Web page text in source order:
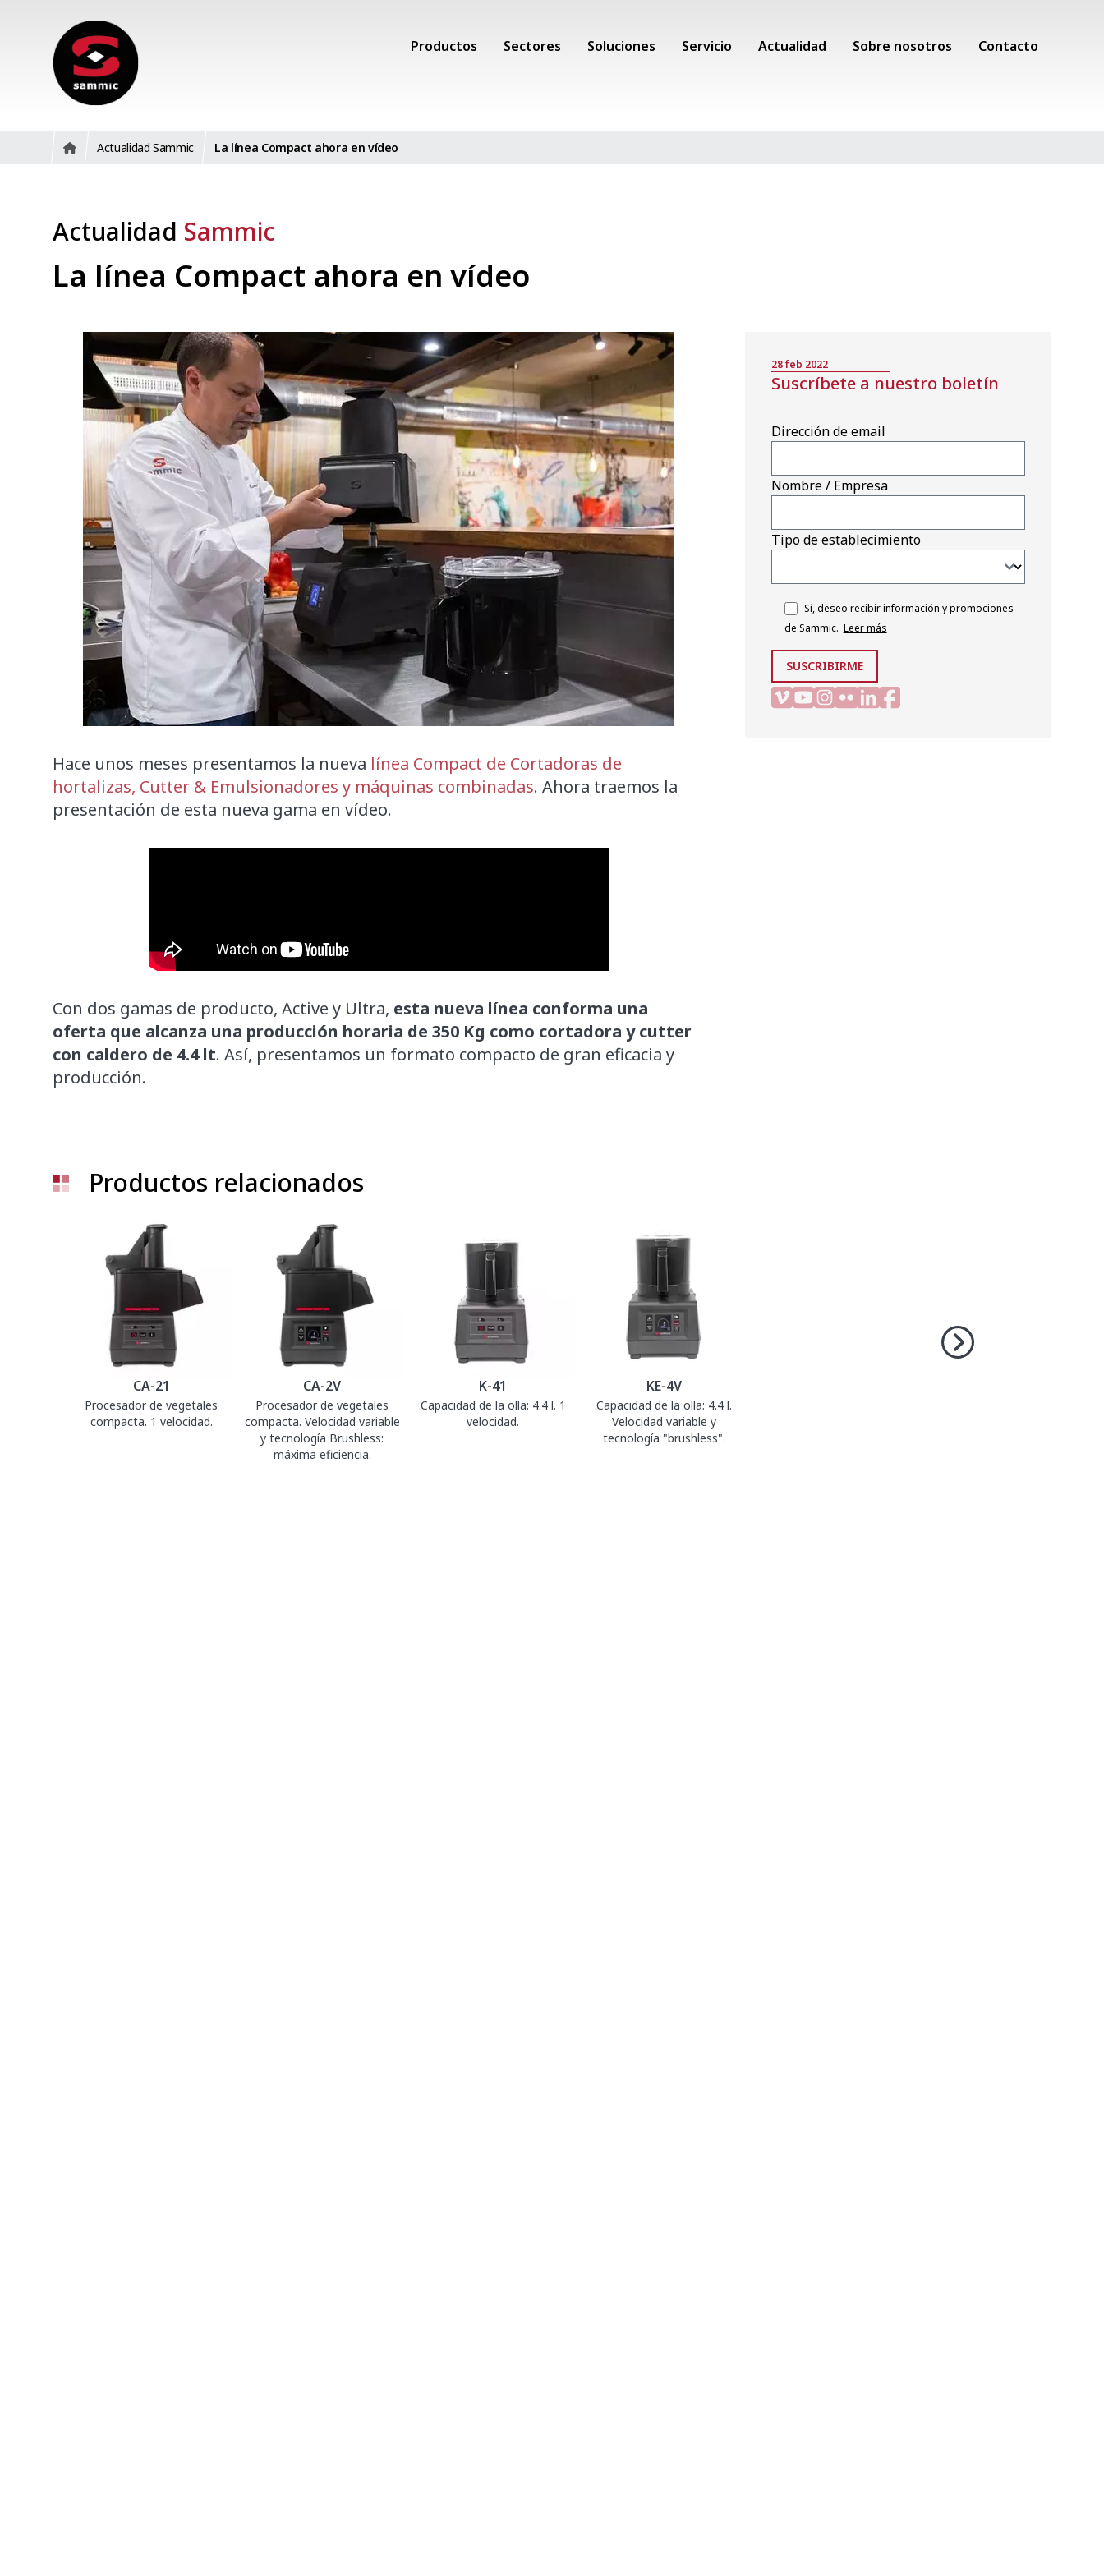
Productos Sectores Soluciones Servicio Actualidad Sobre nosotros Contacto
Actualidad Sammic La línea Compact ahora en vídeo
Actualidad Sammic
La línea Compact ahora en vídeo
Hace unos meses presentamos la nueva línea Compact de Cortadoras de
hortalizas, Cutter & Emulsionadores y máquinas combinadas. Ahora traemos la
presentación de esta nueva gama en vídeo.
Con dos gamas de producto, Active y Ultra, esta nueva línea conforma una
oferta que alcanza una producción horaria de 350 Kg como cortadora y cutter
con caldero de 4.4 lt. Así, presentamos un formato compacto de gran eficacia y
producción.
28 feb 2022
Suscríbete a nuestro boletín
Dirección de email
Nombre / Empresa
Tipo de establecimiento
Sí, deseo recibir información y promociones
de Sammic. Leer más
SUSCRIBIRME
Productos relacionados
CA-21
Procesador de vegetales
compacta. 1 velocidad.
CA-2V
Procesador de vegetales
compacta. Velocidad variable
y tecnología Brushless:
máxima eficiencia.
K-41
Capacidad de la olla: 4.4 l. 1
velocidad.
KE-4V
Capacidad de la olla: 4.4 l.
Velocidad variable y
tecnología "brushless".